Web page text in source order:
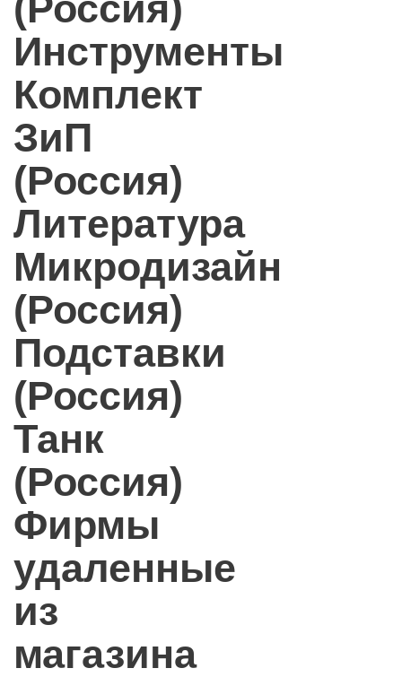
Инструменты
Комплект
ЗиП
(Россия)
Литература
Микродизайн
(Россия)
Подставки
(Россия)
Танк
(Россия)
Фирмы
удаленные
из
магазина